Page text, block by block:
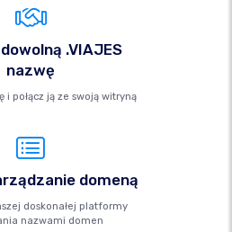
.VIAJES
nazwę
i połącz ją ze swoją witryną
domeną
doskonałej platformy
nazwami domen